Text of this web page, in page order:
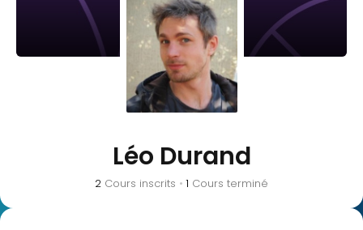
Léo Durand
2 Cours inscrits • 1 Cours terminé